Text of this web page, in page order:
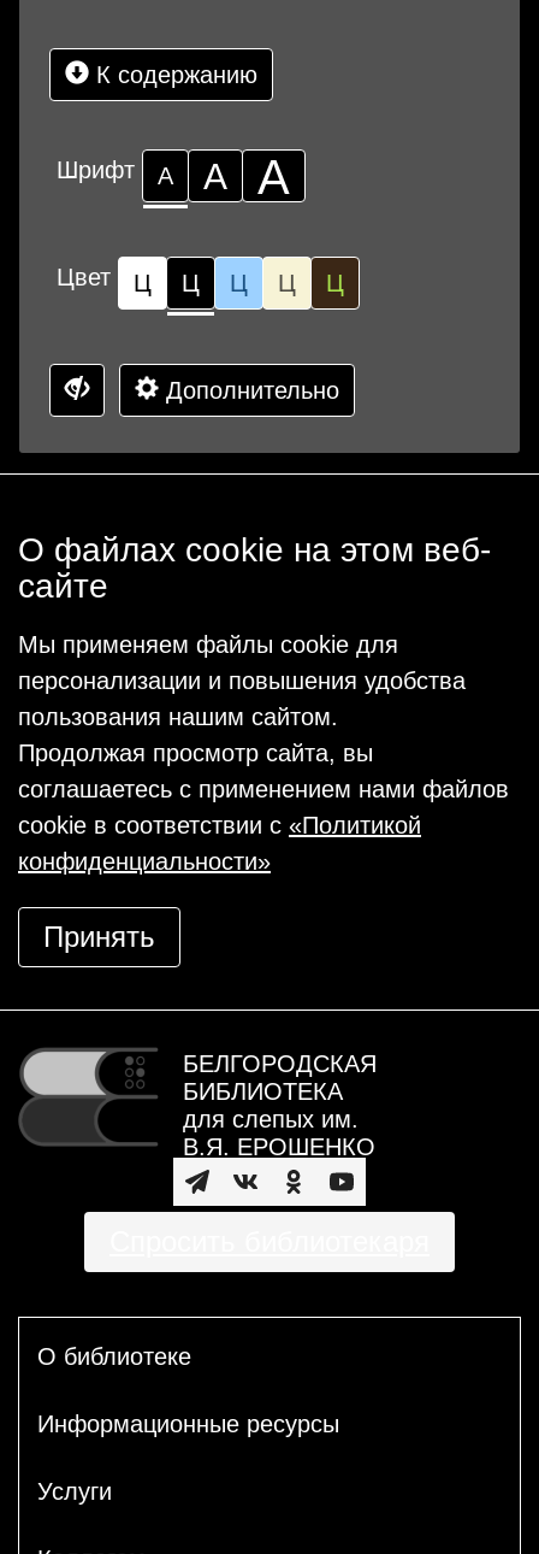
К содержанию
Шрифт А А А
Цвет Ц Ц Ц Ц Ц
Дополнительно
О файлах cookie на этом веб-
сайте
Мы применяем файлы cookie для
персонализации и повышения удобства
пользования нашим сайтом.
Продолжая просмотр сайта, вы
соглашаетесь с применением нами файлов
cookie в соответствии с «Политикой
конфиденциальности»
Принять
БЕЛГОРОДСКАЯ
БИБЛИОТЕКА
для слепых им.
В.Я. ЕРОШЕНКО
О библиотеке
Информационные ресурсы
Услуги